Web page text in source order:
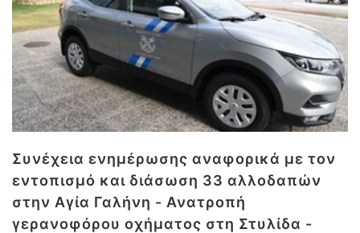
Συνέχεια ενημέρωσης αναφορικά με τον
εντοπισμό και διάσωση 33 αλλοδαπών
στην Αγία Γαλήνη - Ανατροπή
γερανοφόρου οχήματος στη Στυλίδα -